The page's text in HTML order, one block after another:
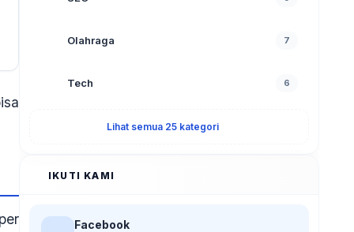
Olahraga 7
Tech 6
Lihat semua 25 kategori
IKUTI KAMI
Facebook